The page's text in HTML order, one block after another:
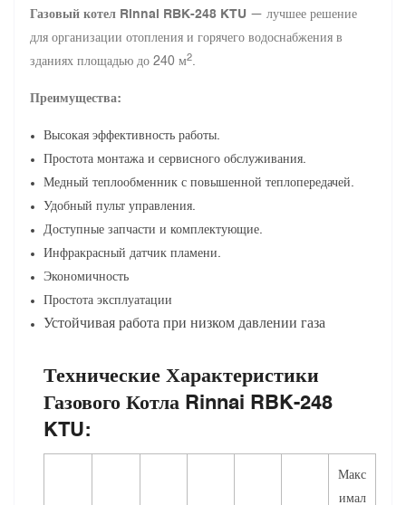
Газовый котел Rinnai RBK-248 KTU — лучшее решение
для организации отопления и горячего водоснабжения в
зданиях площадью до 240 м2.
Преимущества:
Высокая эффективность работы.
Простота монтажа и сервисного обслуживания.
Медный теплообменник с повышенной теплопередачей.
Удобный пульт управления.
Доступные запчасти и комплектующие.
Инфракрасный датчик пламени.
Экономичность
Простота эксплуатации
Устойчивая работа при низком давлении газа
Технические Характеристики
Газового Котла Rinnai RBK-248
KTU:
Макс
имал